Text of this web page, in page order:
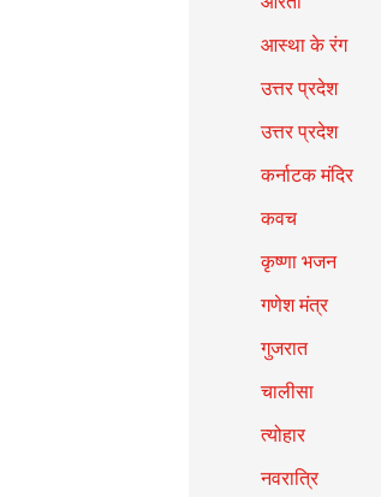
आस्था के रंग
उत्तर प्रदेश
उत्तर प्रदेश
कर्नाटक मंदिर
कवच
कृष्णा भजन
गणेश मंत्र
गुजरात
चालीसा
त्योहार
नवरात्रि